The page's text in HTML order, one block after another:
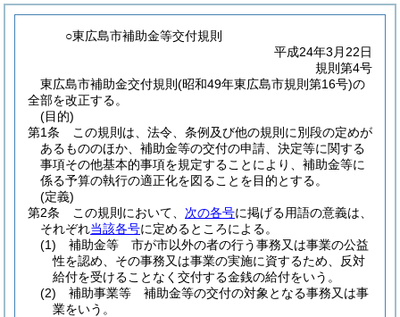
○東広島市補助金等交付規則
平成24年3月22日
規則第4号
東広島市補助金交付規則(昭和49年東広島市規則第16号)の
全部を改正する。
(目的)
第1条
この規則は、法令、条例及び他の規則に別段の定めが
あるもののほか、補助金等の交付の申請、決定等に関する
事項その他基本的事項を規定することにより、補助金等に
係る予算の執行の適正化を図ることを目的とする。
(定義)
第2条
この規則において、 次の各号に掲げる用語の意義は、
それぞれ当該各号に定めるところによる。
(1)
補助金等 市が市以外の者の行う事務又は事業の公益
性を認め、その事務又は事業の実施に資するため、反対
給付を受けることなく交付する金銭の給付をいう。
(2)
補助事業等 補助金等の交付の対象となる事務又は事
業をいう。